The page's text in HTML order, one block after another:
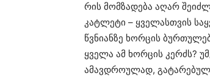
რის მომზადება აღარ
კატლეტი – ყველასთვის
წვნიანზე ხორცის
ყველა ამ ხორცის კერძს?
ამავდროულად, გატარებული